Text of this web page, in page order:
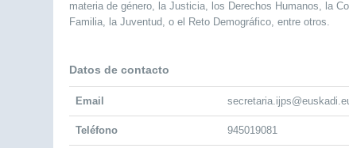
materia de género, la Justicia, los Derechos Humanos, la
Familia, la Juventud, o el Reto Demográfico, entre otros.
Datos de contacto
Email
Teléfono 945019081